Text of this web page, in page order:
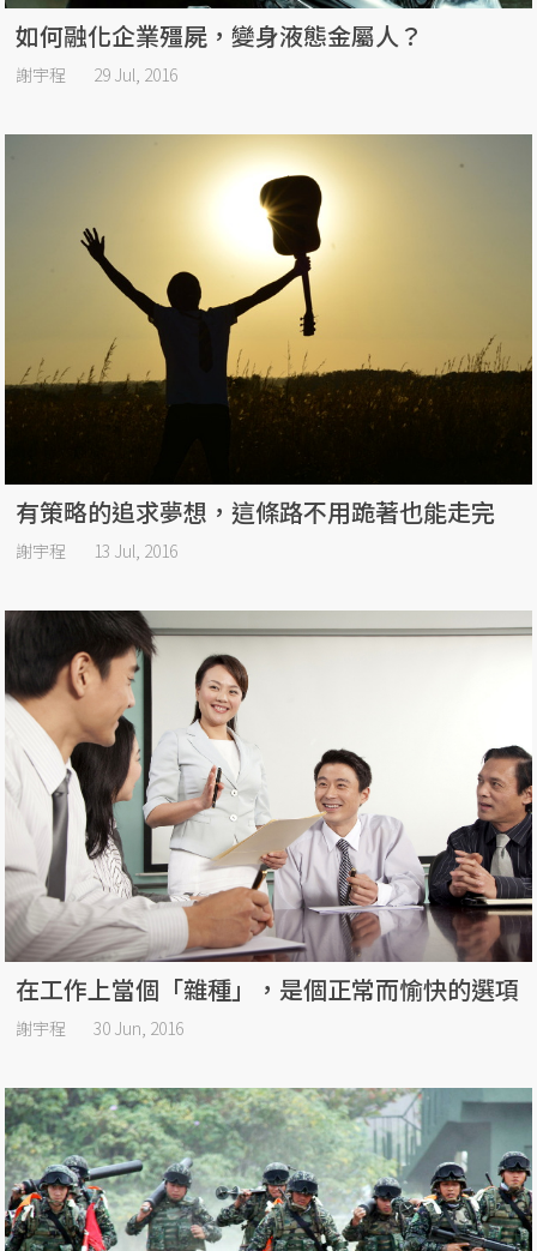
如何融化企業殭屍，變身液態金屬人？
謝宇程 29 Jul, 2016
有策略的追求夢想，這條路不用跪著也能走完
謝宇程 13 Jul, 2016
在工作上當個「雜種」，是個正常而愉快的選項
謝宇程 30 Jun, 2016